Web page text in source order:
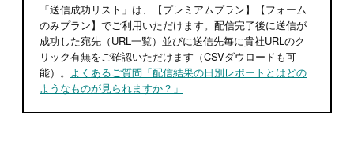
「送信成功リスト」は、【プレミアムプラン】【フォーム
のみプラン】でご利用いただけます。配信完了後に送信が
成功した宛先（URL一覧）並びに送信先毎に貴社URLのク
リック有無をご確認いただけます（CSVダウロードも可
能）。 よくあるご質問「配信結果の日別レポートとはどの
ようなものが見られますか？」